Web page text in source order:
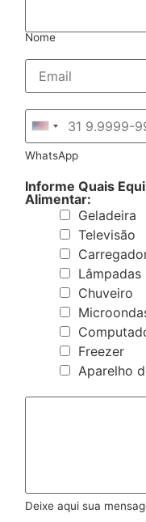
N
m
e
*
Nome
E
a
lW
a
t
A
p
p
United States +1
WhatsApp
Informe Quais
Alimentar:
Geladeira
Televisão
Lâmpadas
Chuveiro
Freezer
Aparelho
M
m
/Deixe aqui sua